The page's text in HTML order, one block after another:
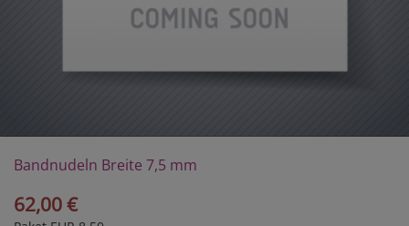
Bandnudeln Breite 7,5 mm
62,00 €